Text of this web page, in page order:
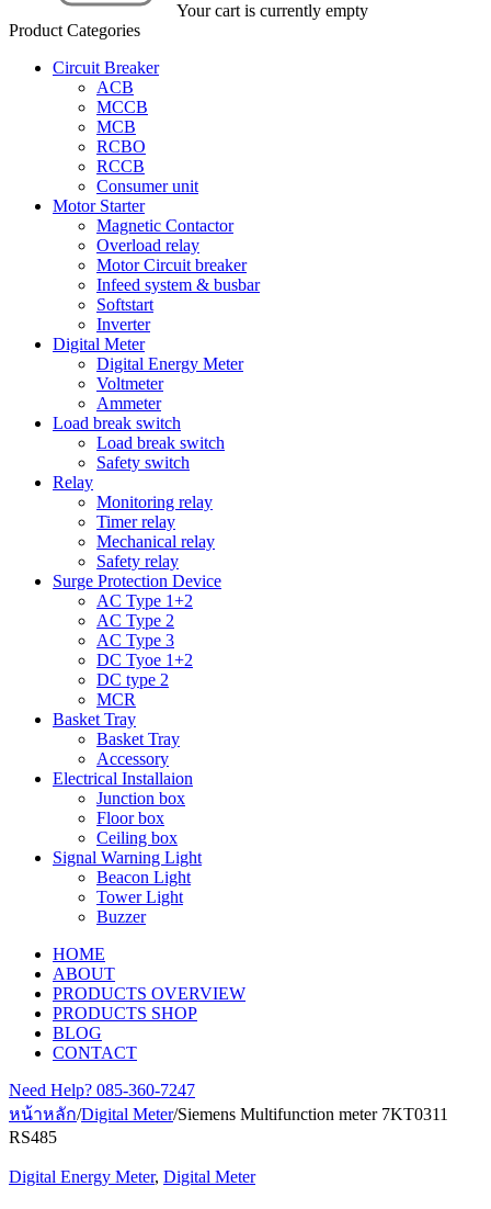
Your cart is currently empty
Product Categories
Circuit Breaker
ACB
MCCB
MCB
RCBO
RCCB
Consumer unit
Motor Starter
Magnetic Contactor
Overload relay
Motor Circuit breaker
Infeed system & busbar
Softstart
Inverter
Digital Meter
Digital Energy Meter
Voltmeter
Ammeter
Load break switch
Load break switch
Safety switch
Relay
Monitoring relay
Timer relay
Mechanical relay
Safety relay
Surge Protection Device
AC Type 1+2
AC Type 2
AC Type 3
DC Tyoe 1+2
DC type 2
MCR
Basket Tray
Basket Tray
Accessory
Electrical Installaion
Junction box
Floor box
Ceiling box
Signal Warning Light
Beacon Light
Tower Light
Buzzer
HOME
ABOUT
PRODUCTS OVERVIEW
PRODUCTS SHOP
BLOG
CONTACT
Need Help? 085-360-7247
หน้าหลัก/Digital Meter/Siemens Multifunction meter 7KT0311
RS485
Digital Energy Meter, Digital Meter